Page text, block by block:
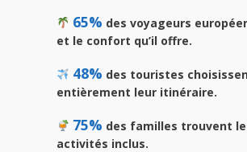
65% des voyageurs
et le confort qu’il offre.
48% des touristes
entièrement leur itinéraire.
75% des familles trouvent
activités inclus.